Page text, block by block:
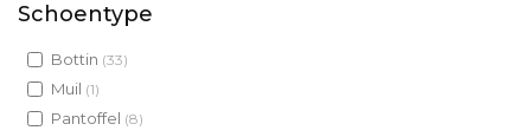
Schoentype
Bottin (33)
Muil (1)
Pantoffel (8)